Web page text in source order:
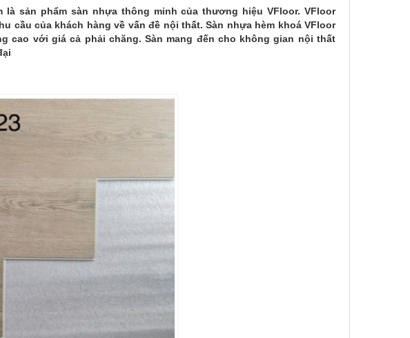
là sản phẩm sàn nhựa thông minh của thương hiệu VFloor. VFloor
cầu của khách hàng về vấn đề nội thất. Sàn nhựa hèm khoá VFloor
cao với giá cả phải chăng. Sàn mang đến cho không gian nội thất